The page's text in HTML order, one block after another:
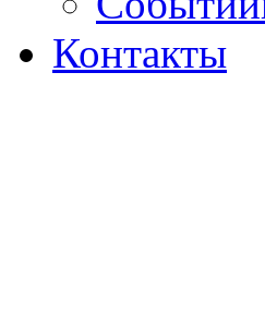
Контакты